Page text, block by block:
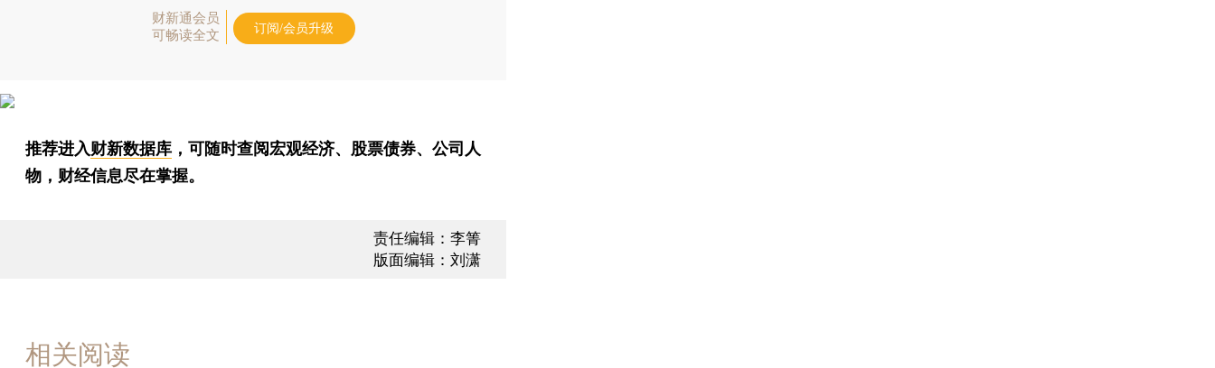
财新通会员
可畅读全文
订阅/会员升级
推荐进入财新数据库 ，可随时查阅宏观经济、股票债券、公司人
物，财经信息尽在掌握。
责任编辑：李箐
版面编辑：刘潇
相关阅读